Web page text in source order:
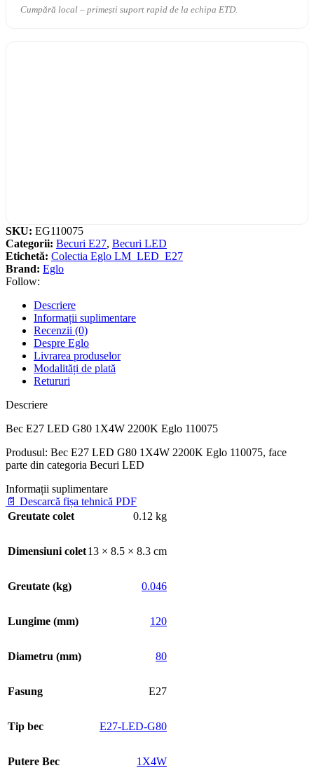
Cumpără local – primești suport rapid de la echipa ETD.
SKU: EG110075
Categorii: Becuri E27, Becuri LED
Etichetă: Colectia Eglo LM_LED_E27
Brand: Eglo
Follow:
Descriere
Informații suplimentare
Recenzii (0)
Despre Eglo
Livrarea produselor
Modalități de plată
Retururi
Descriere
Bec E27 LED G80 1X4W 2200K Eglo 110075
Produsul: Bec E27 LED G80 1X4W 2200K Eglo 110075, face
parte din categoria Becuri LED
Informații suplimentare
📄 Descarcă fișa tehnică PDF
Greutate colet
0.12 kg
Dimensiuni colet13 × 8.5 × 8.3 cm
Greutate (kg) 0.046
Lungime (mm) 120
Diametru (mm) 80
Fasung E27
Tip bec E27-LED-G80
Putere Bec 1X4W